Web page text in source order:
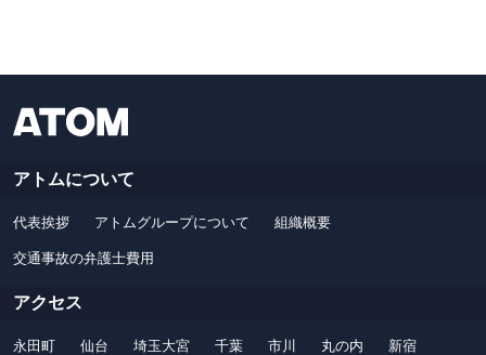
アトムについて
代表挨拶 アトムグループについて 組織概要
交通事故の弁護士費用
アクセス
永田町 仙台 埼玉大宮 千葉 市川 丸の内 新宿